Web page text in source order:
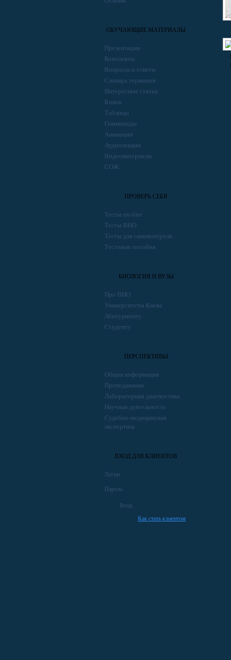
ОБУЧАЮЩИЕ МАТЕРИАЛЫ
Презентации
Конспекты
Вопросы и ответы
Словарь терминов
Интересные статьи
Книги
Таблицы
Олимпиады
Анимации
Аудиолекции
Видеоматериалы
СОЖ
ПРОВЕРЬ СЕБЯ
Тесты on-line
Тесты ВНО
Тесты для самоконтроля
Тестовые пособия
БИОЛОГИЯ И ВУЗЫ
Про ВНО
Университеты Киева
Абитуриенту
Студенту
ПЕРСПЕКТИВЫ
Общая информация
Преподавание
Лабораторная диагностика
Научная деятельность
Судебно-медицинская
экспертиза
ВХОД ДЛЯ КЛИЕНТОВ
Логин
Пароль
Как стать клиентом